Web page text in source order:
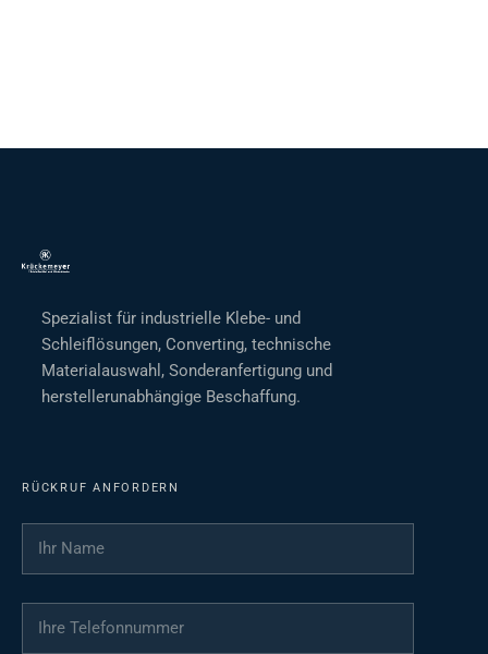
Spezialist für industrielle Klebe- und
Schleiflösungen, Converting, technische
Materialauswahl, Sonderanfertigung und
herstellerunabhängige Beschaffung.
RÜCKRUF ANFORDERN
Ihr Name
Ihre Telefonnummer